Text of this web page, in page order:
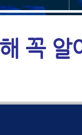
꼭 알